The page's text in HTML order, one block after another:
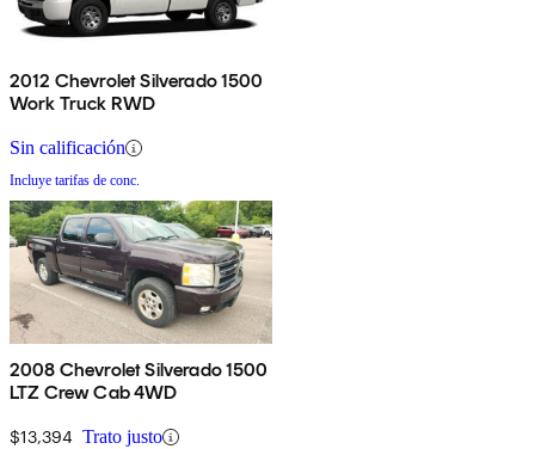
2012 Chevrolet Silverado 1500
Work Truck RWD
Sin calificación
Incluye tarifas de conc.
2008 Chevrolet Silverado 1500
LTZ Crew Cab 4WD
$13,394 Trato justo